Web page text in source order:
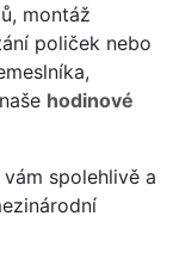
montáž
poliček nebo
hodinové
vám spolehlivě a